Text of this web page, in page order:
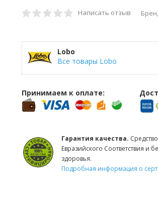
Написать отзыв
Lobo
Все товары Lobo
Принимаем к оплате:
Гарантия качества.
Евразийского Соответствия и
здоровья.
Подробная информация о